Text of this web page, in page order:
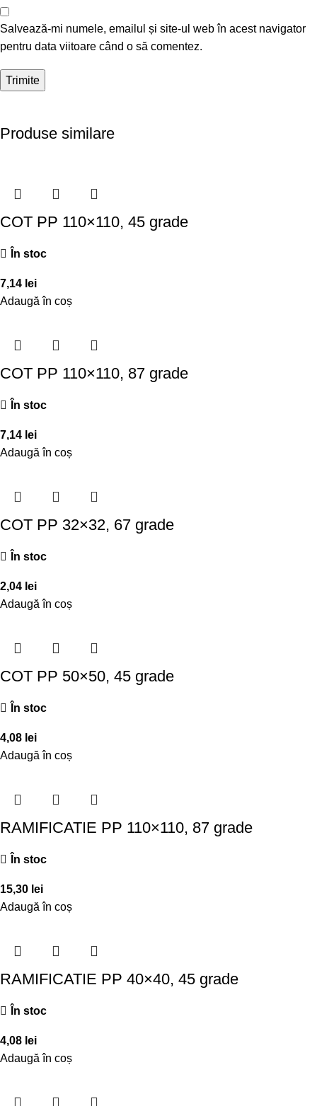
Salvează-mi numele, emailul și site-ul web în acest navigator
pentru data viitoare când o să comentez.
Produse similare
COT PP 110×110, 45 grade
În stoc
7,14 lei
Adaugă în coș
COT PP 110×110, 87 grade
În stoc
7,14 lei
Adaugă în coș
COT PP 32×32, 67 grade
În stoc
2,04 lei
Adaugă în coș
COT PP 50×50, 45 grade
În stoc
4,08 lei
Adaugă în coș
RAMIFICATIE PP 110×110, 87 grade
În stoc
15,30 lei
Adaugă în coș
RAMIFICATIE PP 40×40, 45 grade
În stoc
4,08 lei
Adaugă în coș